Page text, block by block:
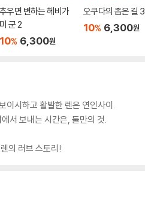
추우면 변하는 헤비가
미 군 2
10% 6,300원
오쿠다의 좁은 길 3
10% 6,300원
이시하고 활발한 렌은 연인사이.
서 보내는 시간은, 둘만의 것.
의 러브 스토리!